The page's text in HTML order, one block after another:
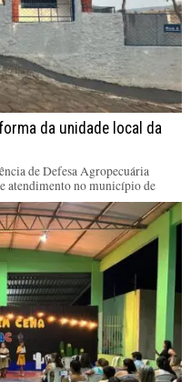
da unidade local da
de Defesa Agropecuária
atendimento no município de